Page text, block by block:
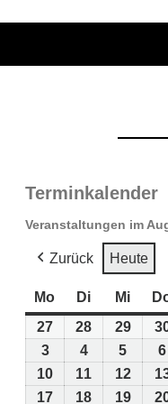
Terminkalender
Veranstaltungen im
Zurück Heute
Mo Montag
DiDienstag
Mi
27
2026
28
2026
2929.
2026
33.
August
2026
44.
August
2026
5
2026
6
10
August
11
August
1212.
17 18 1919.